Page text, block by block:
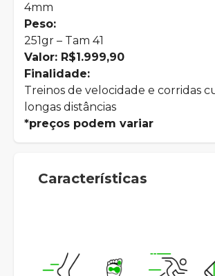
4mm
Peso:
251gr – Tam 41
Valor: R$1.999,90
Finalidade:
Treinos de velocidade e corridas
longas distâncias
*preços podem variar
Características